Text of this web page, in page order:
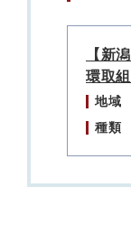
【新
環取
地域
種類